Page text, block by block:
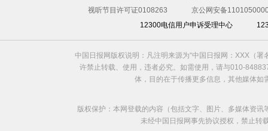
视听节目许可证0108263
京公网安备
12300电信用户申诉受理中心
中国日报网版权说明：凡注明来源为“中国日报网：XXX（
许禁止转载、使用，违者必究。如需使用，请与010-
体，目的在于传播更多信息，其他媒体
版权保护：本网登载的内容（包括文字、图片、多媒体资
未经中国日报网事先协议授权，禁止转